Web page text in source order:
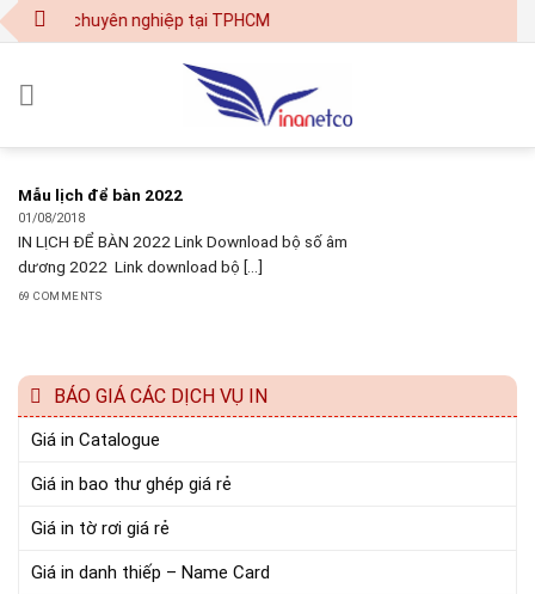
Skip
to
in ấn chuyên nghiệp tại TPHCM
Mẫu lịch để bàn 2022
01/08/2018
IN LỊCH ĐỂ BÀN 2022 Link Download bộ số âm
dương 2022 Link download bộ [...]
69 COMMENTS
BÁO GIÁ CÁC DỊCH VỤ IN
Giá in Catalogue
Giá in bao thư ghép giá rẻ
Giá in tờ rơi giá rẻ
Giá in danh thiếp – Name Card